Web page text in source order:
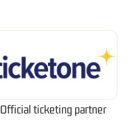
Official ticketing partner